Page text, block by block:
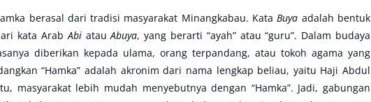
berasal dari tradisi masyarakat Minangkabau. KataBuya adalah bentuk
kata ArabAbiatauAbuya, yang berarti “ayah” atau “guru”. Dalam budaya
diberikan kepada ulama, orang terpandang, atau tokoh agama yang
“Hamka” adalah akronim dari nama lengkap beliau, yaitu Haji Abdul
masyarakat lebih mudah menyebutnya dengan “Hamka”. Jadi, gabungan